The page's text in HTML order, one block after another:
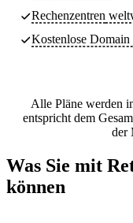
Rechenzentren
Kostenlose Domain
Alle Pläne werden
entspricht dem
der
Was Sie mit
können